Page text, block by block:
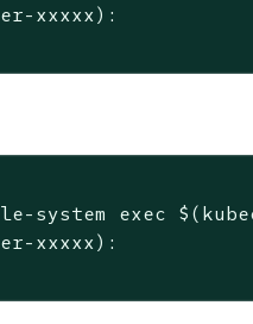
xxxxx):
system exec
xxxxx):